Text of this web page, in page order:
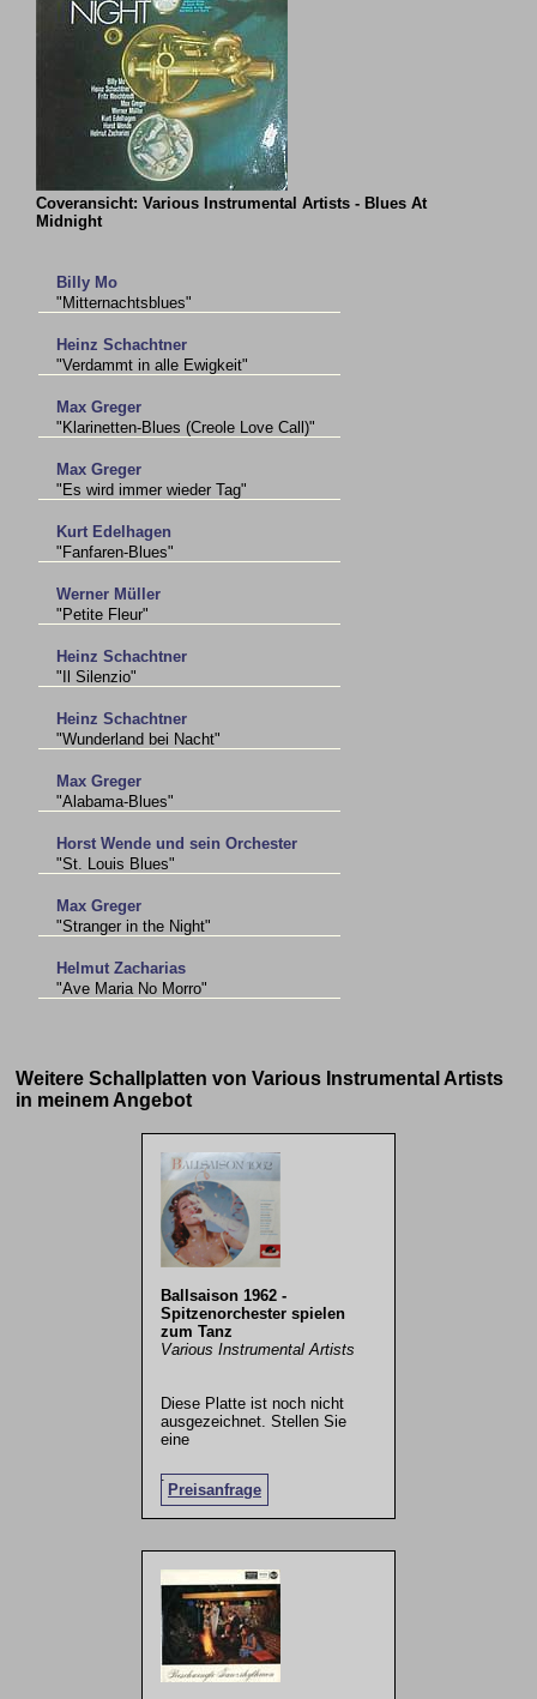
Coveransicht: Various Instrumental Artists - Blues At
Midnight
Billy Mo
"Mitternachtsblues"
Heinz Schachtner
"Verdammt in alle Ewigkeit"
Max Greger
"Klarinetten-Blues (Creole Love Call)"
Max Greger
"Es wird immer wieder Tag"
Kurt Edelhagen
"Fanfaren-Blues"
Werner Müller
"Petite Fleur"
Heinz Schachtner
"Il Silenzio"
Heinz Schachtner
"Wunderland bei Nacht"
Max Greger
"Alabama-Blues"
Horst Wende und sein Orchester
"St. Louis Blues"
Max Greger
"Stranger in the Night"
Helmut Zacharias
"Ave Maria No Morro"
Weitere Schallplatten von Various Instrumental Artists
in meinem Angebot
Ballsaison 1962 -
Spitzenorchester spielen
zum Tanz
Various Instrumental Artists
Diese Platte ist noch nicht
ausgezeichnet. Stellen Sie
eine
Preisanfrage
.